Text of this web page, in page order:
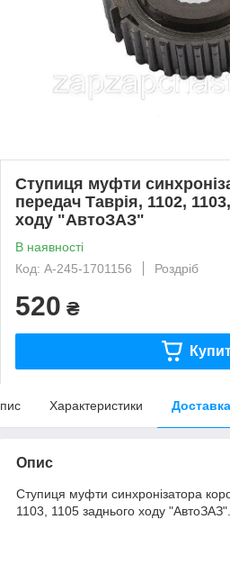
Ступиця муфти
передач Таврія, 1102,
ходу "АвтоЗАЗ"
В наявності
Код: А-245-1701156
Роздріб
520 ₴
Характеристики Доставка
Опис
Ступиця муфти синхронізатора
1103, 1105 заднього ходу